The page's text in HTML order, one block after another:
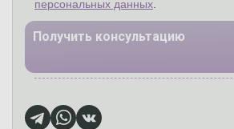
персональных данных.
Получить консультацию